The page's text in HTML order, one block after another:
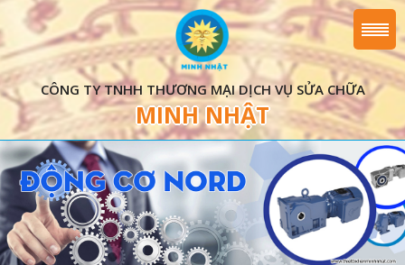
CÔNG TY TNHH THƯƠNG MẠI DỊCH VỤ SỬA CHỮA
MINH NHẬT